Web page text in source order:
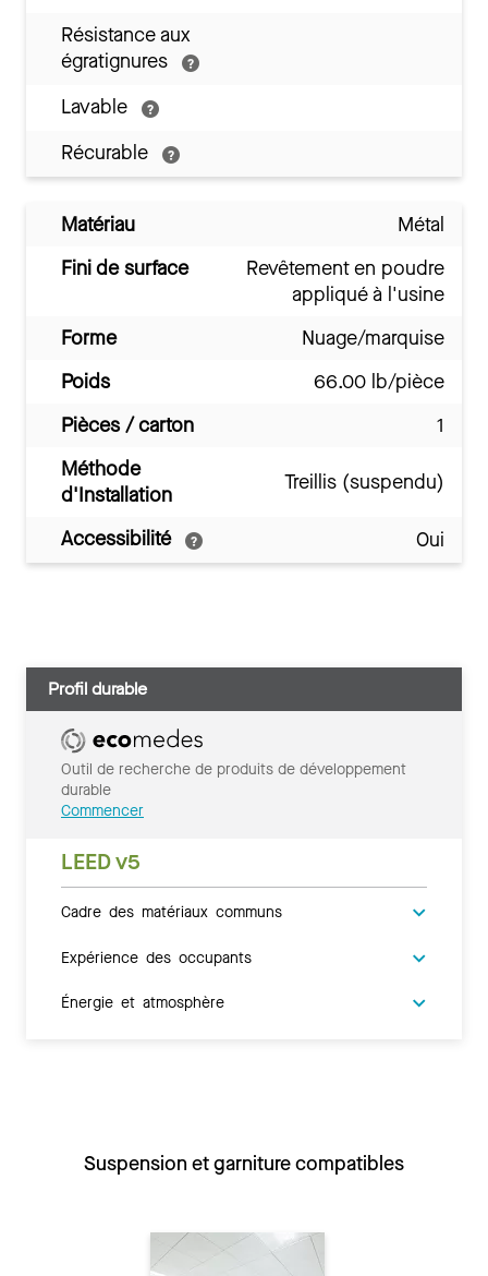
Résistance aux
égratignures
Lavable
Récurable
Matériau
Métal
Fini de surface
Revêtement en poudre
appliqué à l'usine
Forme
Nuage/marquise
Poids
66.00 lb/pièce
Pièces / carton
1
Méthode
d'Installation
Treillis (suspendu)
Accessibilité Oui
Profil durable
Outil de recherche de produits de développement
durable
Commencer
LEED v5
Cadre des matériaux communs
Expérience des occupants
Énergie et atmosphère
Suspension et garniture compatibles